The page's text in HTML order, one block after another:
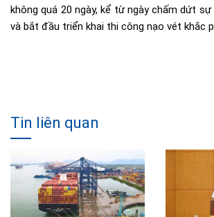
không quá 20 ngày, kể từ ngày chấm dứt
và bắt đầu triển khai thi công nạo vét khắc
Tin liên quan